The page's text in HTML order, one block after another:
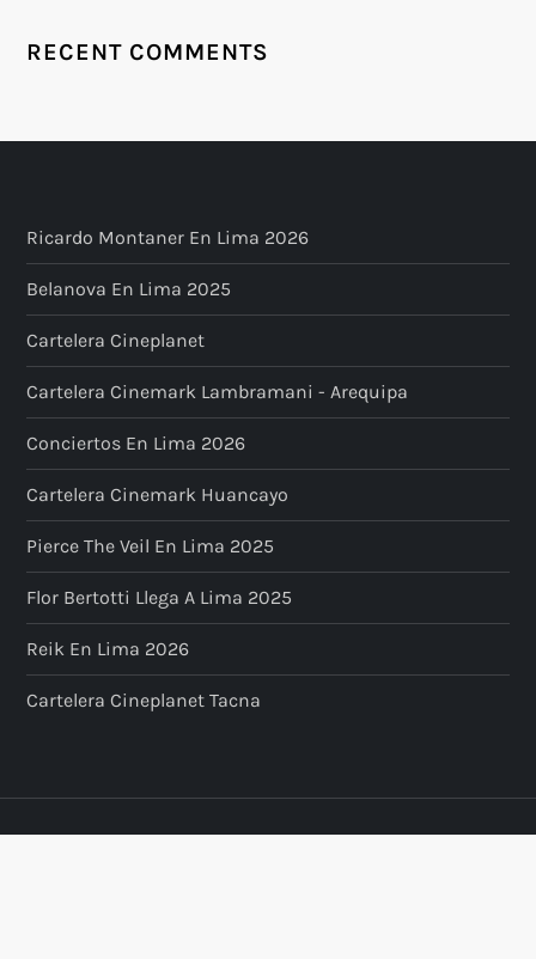
RECENT COMMENTS
Ricardo Montaner En Lima 2026
Belanova En Lima 2025
Cartelera Cineplanet
Cartelera Cinemark Lambramani - Arequipa
Conciertos En Lima 2026
Cartelera Cinemark Huancayo
Pierce The Veil En Lima 2025
Flor Bertotti Llega A Lima 2025
Reik En Lima 2026
Cartelera Cineplanet Tacna